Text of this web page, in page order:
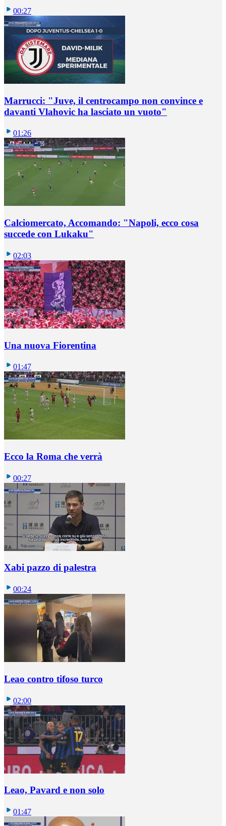
00:27
Marrucci: "Juve, il centrocampo non convince e
davanti Vlahovic ha lasciato un vuoto"
01:26
Calciomercato, Accomando: "Napoli, ecco cosa
succede con Lukaku"
02:03
Una nuova Fiorentina
01:47
Ecco la Roma che verrà
00:27
Xabi pazzo di palestra
00:24
Leao contro tifoso turco
02:00
Leao, Pavard e non solo
01:47